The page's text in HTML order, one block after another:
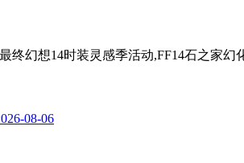
终幻想14时装灵感季活动,FF14石之家幻
08-06